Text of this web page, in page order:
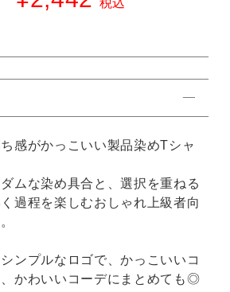
税込
感がかっこいい製品染めTシャ
ムな染め具合と、選択を重ねる
過程を楽しむおしゃれ上級者向
ンプルなロゴで、かっこいいコ
かわいいコーデにまとめても◎